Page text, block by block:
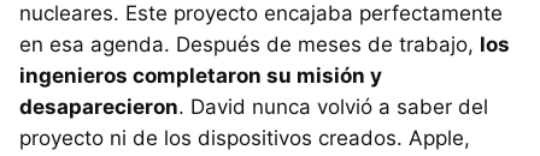
nucleares. Este proyecto encajaba perfectamente
en esa agenda. Después de meses de trabajo, los
ingenieros completaron su misión y
desaparecieron. David nunca volvió a saber del
proyecto ni de los dispositivos creados. Apple,